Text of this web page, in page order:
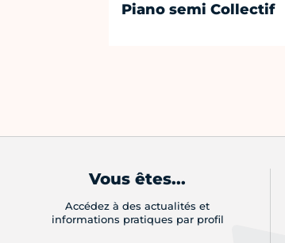
Piano semi Collectif
Vous êtes...
Accédez à des actualités et
informations pratiques par profil